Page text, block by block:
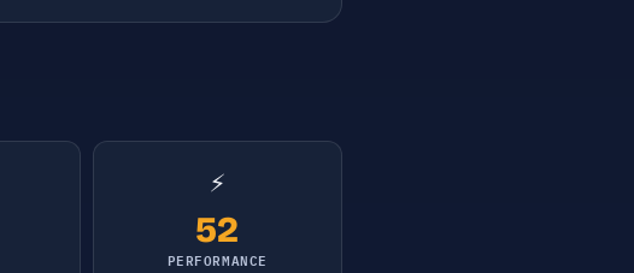
⚡
52
PERFORMANCE